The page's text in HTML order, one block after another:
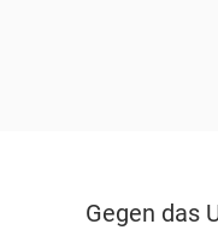
Gegen das